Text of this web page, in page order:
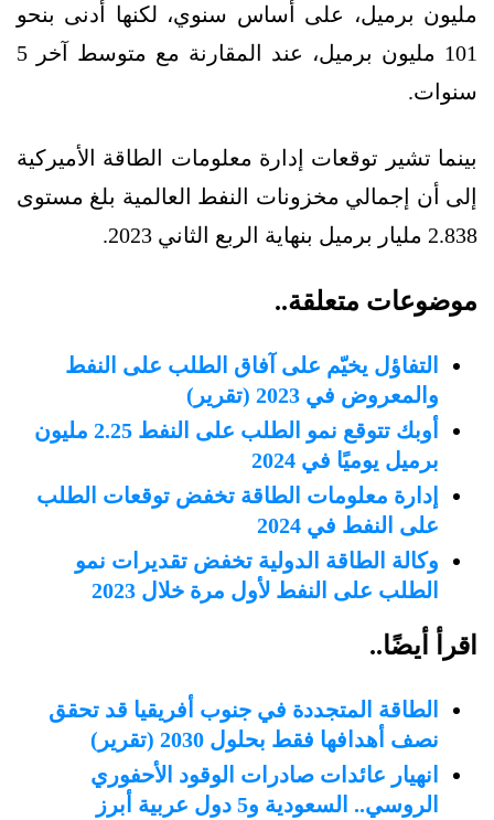
مليون برميل، على أساس سنوي، لكنها أدنى بنحو
101 مليون برميل، عند المقارنة مع متوسط آخر 5
سنوات.
بينما تشير توقعات إدارة معلومات الطاقة الأميركية
إلى أن إجمالي مخزونات النفط العالمية بلغ مستوى
2.838 مليار برميل بنهاية الربع الثاني 2023.
موضوعات متعلقة..
التفاؤل يخيّم على آفاق الطلب على النفط
والمعروض في 2023 (تقرير)
أوبك تتوقع نمو الطلب على النفط 2.25 مليون
برميل يوميًا في 2024
إدارة معلومات الطاقة تخفض توقعات الطلب
على النفط في 2024
وكالة الطاقة الدولية تخفض تقديرات نمو
الطلب على النفط لأول مرة خلال 2023
اقرأ أيضًا..
الطاقة المتجددة في جنوب أفريقيا قد تحقق
نصف أهدافها فقط بحلول 2030 (تقرير)
انهيار عائدات صادرات الوقود الأحفوري
الروسي.. السعودية و5 دول عربية أبرز